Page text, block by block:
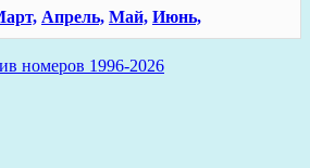
Апрель, Май, Июнь,
номеров 1996-2026